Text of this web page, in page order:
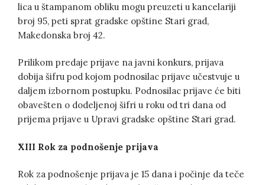
lica u štampanom obliku mogu preuzeti u kancelariji
broj 95, peti sprat gradske opštine Stari grad,
Makedonska broj 42.
Prilikom predaje prijave na javni konkurs, prijava
dobija šifru pod kojom podnosilac prijave učestvuje u
daljem izbornom postupku. Podnosilac prijave će biti
obavešten o dodeljenoj šifri u roku od tri dana od
prijema prijave u Upravi gradske opštine Stari grad.
XIII Rok za podnošenje prijava
Rok za podnošenje prijava je 15 dana i počinje da teče